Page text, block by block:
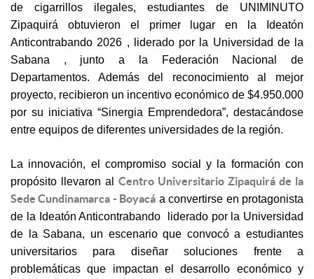
de cigarrillos ilegales, estudiantes de UNIMINUTO
Zipaquirá obtuvieron el primer lugar en la Ideatón
Anticontrabando 2026 , liderado por la Universidad de la
Sabana , junto a la Federación Nacional de
Departamentos. Además del reconocimiento al mejor
proyecto, recibieron un incentivo económico de $4.950.000
por su iniciativa “Sinergia Emprendedora”, destacándose
entre equipos de diferentes universidades de la región.
La innovación, el compromiso social y la formación con
propósito llevaron al Centro Universitario Zipaquirá de la
Sede Cundinamarca - Boyacá a convertirse en protagonista
de la Ideatón Anticontrabando liderado por la Universidad
de la Sabana, un escenario que convocó a estudiantes
universitarios para diseñar soluciones frente a
problemáticas que impactan el desarrollo económico y